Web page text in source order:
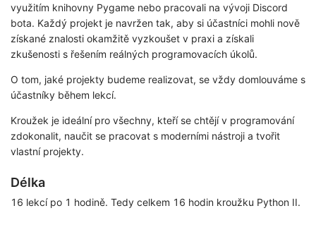
využitím knihovny Pygame nebo pracovali na vývoji Discord
bota. Každý projekt je navržen tak, aby si účastníci mohli nově
získané znalosti okamžitě vyzkoušet v praxi a získali
zkušenosti s řešením reálných programovacích úkolů.
O tom, jaké projekty budeme realizovat, se vždy domlouváme s
účastníky během lekcí.
Kroužek je ideální pro všechny, kteří se chtějí v programování
zdokonalit, naučit se pracovat s moderními nástroji a tvořit
vlastní projekty.
Délka
16 lekcí po 1 hodině. Tedy celkem 16 hodin kroužku Python II.